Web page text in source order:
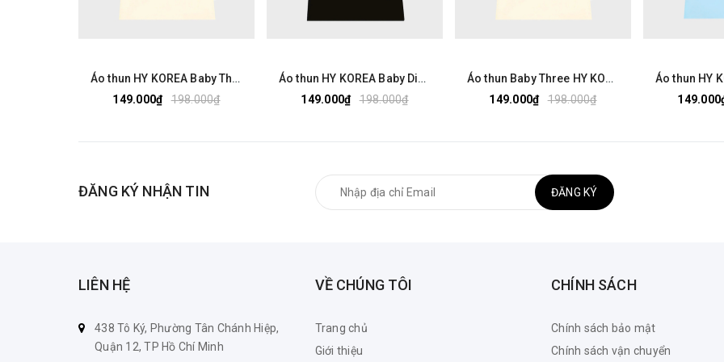
Áo thun HY KOREA Baby Three Gấu Tím 2524 tay lỡ cotton 75 form rộng nam nữ unisex
149.000₫
198.000₫
Áo thun HY KOREA Baby Dimoo 1803 tay lỡ cotton 75 form rộng nam nữ unisex
149.000₫
198.000₫
Áo thun Baby Three HY KOREA Nhiều Bé Ba 2525 tay lỡ cotton 75 form rộng nam nữ unisex
149.000₫
198.000₫
ĐĂNG KÝ NHẬN TIN ĐĂNG KÝ
LIÊN HỆ
438 Tô Ký, Phường Tân Chánh Hiệp,
Quận 12, TP Hồ Chí Minh
VỀ CHÚNG TÔI
Trang chủ
Giới thiệu
CHÍNH SÁCH
Chính sách bảo mật
Chính sách vận chuyển